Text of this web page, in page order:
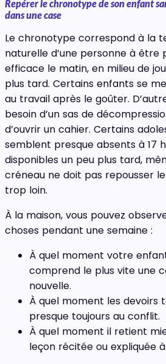
Repérer le chronotype de son enfant
dans une case
Le chronotype correspond à la
naturelle d’une personne à être
efficace le matin, en milieu de
plus tard. Certains enfants se
au travail après le goûter.
besoin d’un sas de
d’ouvrir un cahier. Certains
semblent presque absents à 17
disponibles un peu plus tard,
créneau ne doit pas repousser
trop loin.
À la maison, vous pouvez
choses pendant une semaine :
À quel moment votre
comprend le plus vite une
nouvelle.
À quel moment les devoirs
presque toujours au conflit.
À quel moment il retient
leçon récitée ou expliquée